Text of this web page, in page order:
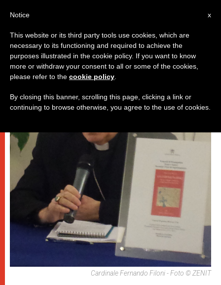
DICASTERI
Cardinale Fernando Filoni - Foto © ZENIT
x
Notice
This website or its third party tools use cookies, which are
necessary to its functioning and required to achieve the
purposes illustrated in the cookie policy. If you want to know
more or withdraw your consent to all or some of the cookies,
please refer to the cookie policy
By closing this banner, scrolling this page, clicking a link or
continuing to browse otherwise, you agree to the use of cookies.